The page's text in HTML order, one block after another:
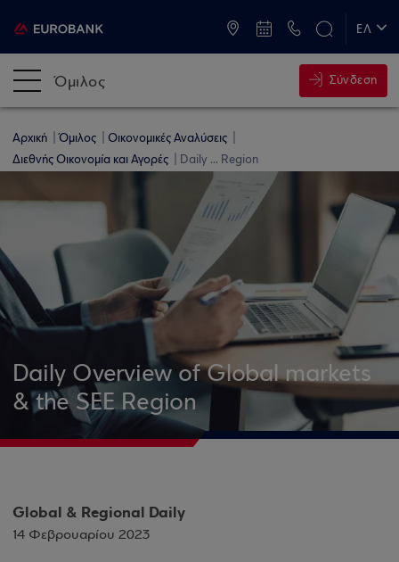
ΕΛ
Όμιλος Σύνδεση
Αρχική Όμιλος
Οικονομικές Αναλύσεις
Διεθνής Οικονομία και Αγορές
Daily ... Region
Daily Overview of Global markets
& the SEE Region
Global & Regional Daily
14 Φεβρουαρίου 2023